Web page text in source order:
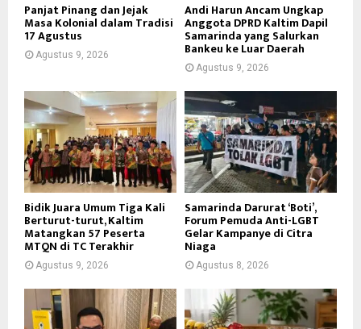
Panjat Pinang dan Jejak
Masa Kolonial dalam Tradisi
17 Agustus
Agustus 9, 2026
Andi Harun Ancam Ungkap
Anggota DPRD Kaltim Dapil
Samarinda yang Salurkan
Bankeu ke Luar Daerah
Agustus 9, 2026
Bidik Juara Umum Tiga Kali
Berturut-turut, Kaltim
Matangkan 57 Peserta
MTQN di TC Terakhir
Agustus 9, 2026
Samarinda Darurat ‘Boti’,
Forum Pemuda Anti-LGBT
Gelar Kampanye di Citra
Niaga
Agustus 8, 2026